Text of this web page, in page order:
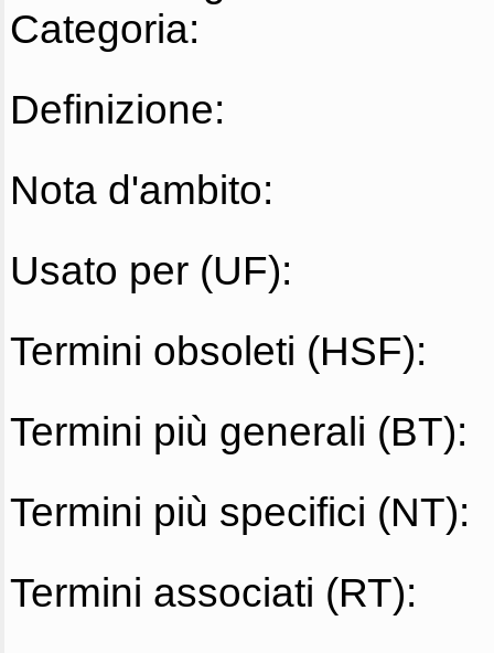
Categoria:
Definizione:
Nota d'ambito:
Usato per (UF):
Termini obsoleti (HSF):
Termini più generali (BT):
Termini più specifici (NT):
Termini associati (RT):